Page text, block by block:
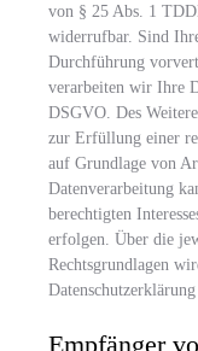
von § 25 Abs. 1
widerrufbar. Sind
Durchführung
verarbeiten wir Ihre
DSGVO. Des
zur Erfüllung einer
auf Grundlage von
Datenverarbeitung
berechtigten
erfolgen. Über die
Rechtsgrundlagen
Empfänger